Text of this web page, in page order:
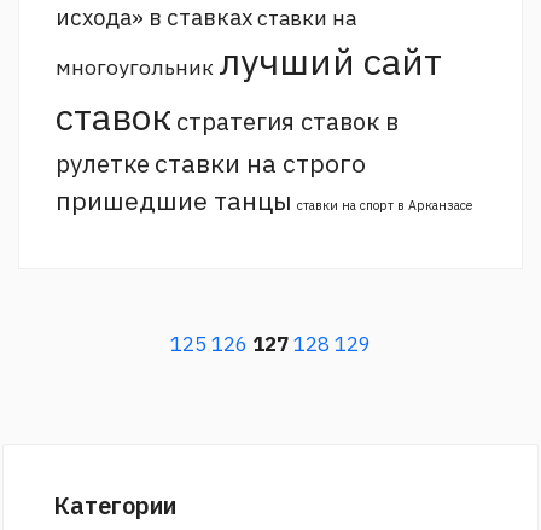
исхода» в ставкахставки на
многоугольник лучший сайт
ставок стратегия ставок в
рулетке ставки на строго
пришедшие танцы ставки на спорт в Арканзасе
125126 127128 129
Категории